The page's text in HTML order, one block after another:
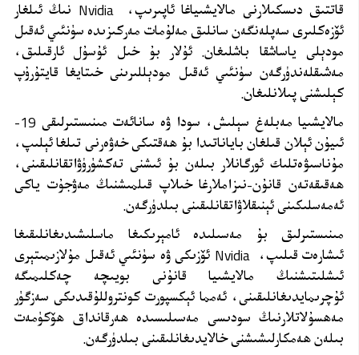
قاتتىق دىسكىلارنى مالايشىياغا ئاپىرىپ،
Nvidia نىڭ ئىلغار
ئۆزەكلىرى سەپلەنگەن سانلىق مەلۇمات مەركىزىدە سۈنئىي ئەقىل
مودېلى ياساشقا باشلىغان. ئۇلار بۇ خىل ئۇسۇل ئارقىلىق،
مەشىقلەندۈرگەن سۈنئىي ئەقىل مودېللىرىنى خىتايغا قايتۇرۇپ
كېلىشنى پىلانلىغان.
مالايشىيا مەبلەغ سېلىش، سودا ۋە سانائەت مىنىستىرلىقى 19-
ئىيۇن ئېلان قىلغان باياناتىدا بۇ ھەقتىكى خەۋەرنى تىلغا ئېلىپ،
مۇناسىۋەتلىك ئورگانلار بىلەن بۇ ئىشنى تەكشۈرۈۋاتقانلىقىنى،
ھەقىقەتەن قانۇن-نىزاملارغا خىلاپ قىلمىشنىڭ مەۋجۇت ياكى
ئەمەسلىكىنى ئېنىقلاۋاتقانلىقىنى بىلدۈرگەن.
مىنىستىرلىق بۇ مەسىلىدە ئامېرىكىغا ماسلىشىدىغانلىقىغا
ئىشارەت قىلىپ، Nvidia ئۆزىكى ۋە سۈنئىي ئەقىل مۇلازىمىتېرى
ئىشلىتىشنىڭ مالايشىيا قانۇنى بويىچە چەكلىمىگە
ئۇچرىمايدىغانلىقىنى، ئەمما ئېكسپورت كونتروللۇقىدىكى سەزگۈر
مەھسۇلاتلارنىڭ سودىسى مەسىلىسىدە ھەرقانداق ھۆكۈمەت
بىلەن ھەمكارلىشىشنى خالايدىغانلىقىنى بىلدۈرگەن.